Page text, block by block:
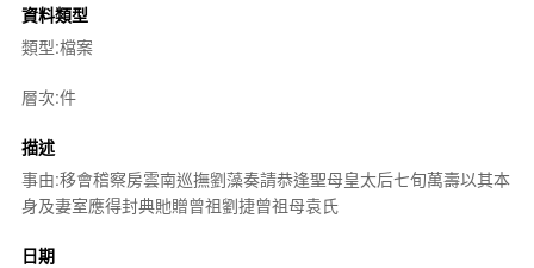
資料類型
類型:檔案
層次:件
描述
事由:移會稽察房雲南巡撫劉藻奏請恭逢聖母皇太后七旬萬壽以其本
身及妻室應得封典貤贈曾祖劉捷曾祖母袁氏
日期